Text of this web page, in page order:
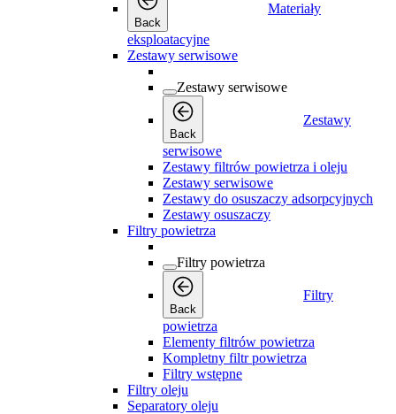
Back
Materiały
eksploatacyjne
Zestawy serwisowe
Zestawy serwisowe
Back
Zestawy
serwisowe
Zestawy filtrów powietrza i oleju
Zestawy serwisowe
Zestawy do osuszaczy adsorpcyjnych
Zestawy osuszaczy
Filtry powietrza
Filtry powietrza
Back
Filtry
powietrza
Elementy filtrów powietrza
Kompletny filtr powietrza
Filtry wstępne
Filtry oleju
Separatory oleju